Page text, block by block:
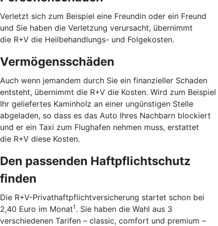
Verletzt sich zum Beispiel eine Freundin oder ein Freund
und Sie haben die Verletzung verursacht, übernimmt
die R+V die Heilbehandlungs- und Folgekosten.
Vermögensschäden
Auch wenn jemandem durch Sie ein finanzieller Schaden
entsteht, übernimmt die R+V die Kosten. Wird zum Beispiel
Ihr geliefertes Kaminholz an einer ungünstigen Stelle
abgeladen, so dass es das Auto Ihres Nachbarn blockiert
und er ein Taxi zum Flughafen nehmen muss, erstattet
die R+V diese Kosten.
Den passenden Haftpflichtschutz
finden
Die R+V-Privathaftpflichtversicherung startet schon bei
2,40 Euro im Monat1 . Sie haben die Wahl aus 3
verschiedenen Tarifen – classic, comfort und premium –